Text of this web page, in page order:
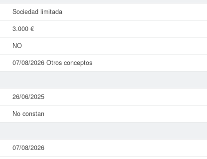
Sociedad limitada
3.000 €
NO
07/08/2026 Otros conceptos
26/06/2025
No constan
07/08/2026